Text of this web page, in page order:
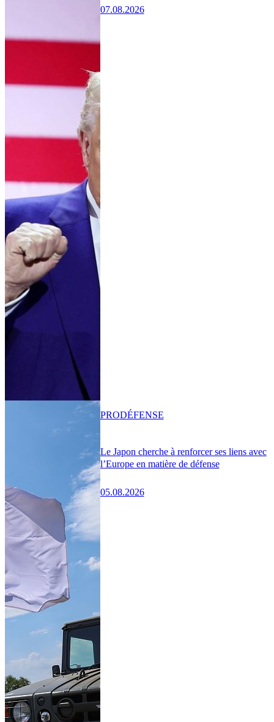
07.08.2026
Le Japon cherche à renforcer ses liens avec
l’Europe en matière de défense
05.08.2026
PRODÉFENSE